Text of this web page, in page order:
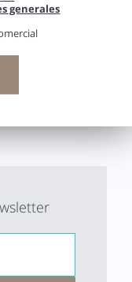
generales